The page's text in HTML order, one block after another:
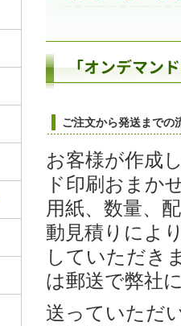
ご注文から発送までの
お客様が作成
ド印刷おまか
用紙、数量、
動見積りによ
していただき
は郵送で弊社
送っていただ